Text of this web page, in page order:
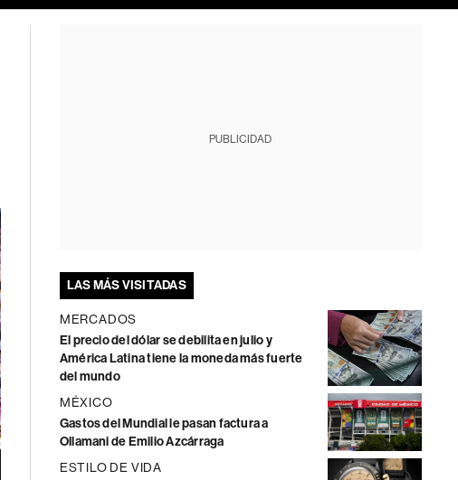
PUBLICIDAD
LAS MÁS VISITADAS
MERCADOS
El precio del dólar se debilita en julio y
América Latina tiene la moneda más fuerte
del mundo
MÉXICO
Gastos del Mundial le pasan factura a
Ollamani de Emilio Azcárraga
ESTILO DE VIDA